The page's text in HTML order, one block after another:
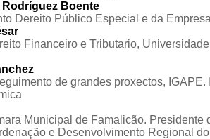
Boente
Dereito Público Especial e da
Financeiro e Tributario,
de grandes proxectos, IGAPE.
Municipal de Famalicão. Presidente
e Desenvolvimento Regional